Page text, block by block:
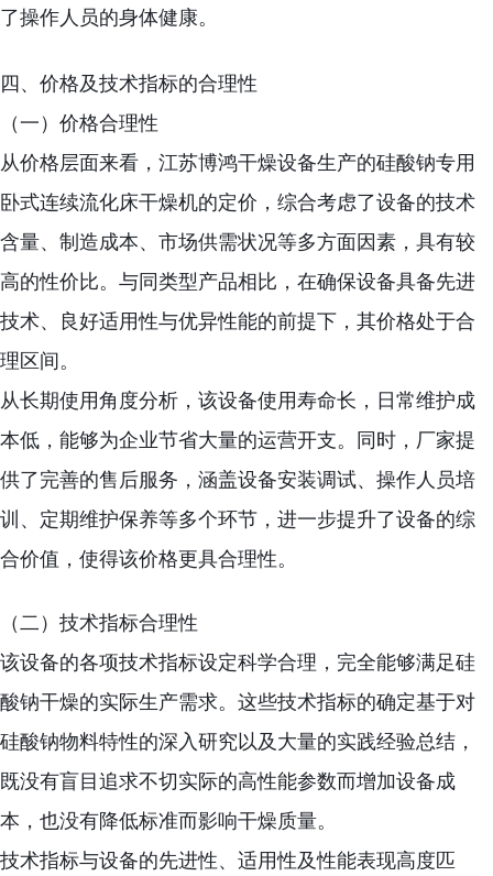
了操作人员的身体健康。
四、价格及技术指标的合理性
（一）价格合理性
从价格层面来看，江苏博鸿干燥设备生产的硅酸钠专用
卧式连续流化床干燥机的定价，综合考虑了设备的技术
含量、制造成本、市场供需状况等多方面因素，具有较
高的性价比。与同类型产品相比，在确保设备具备先进
技术、良好适用性与优异性能的前提下，其价格处于合
理区间。
从长期使用角度分析，该设备使用寿命长，日常维护成
本低，能够为企业节省大量的运营开支。同时，厂家提
供了完善的售后服务，涵盖设备安装调试、操作人员培
训、定期维护保养等多个环节，进一步提升了设备的综
合价值，使得该价格更具合理性。
（二）技术指标合理性
该设备的各项技术指标设定科学合理，完全能够满足硅
酸钠干燥的实际生产需求。这些技术指标的确定基于对
硅酸钠物料特性的深入研究以及大量的实践经验总结，
既没有盲目追求不切实际的高性能参数而增加设备成
本，也没有降低标准而影响干燥质量。
技术指标与设备的先进性、适用性及性能表现高度匹